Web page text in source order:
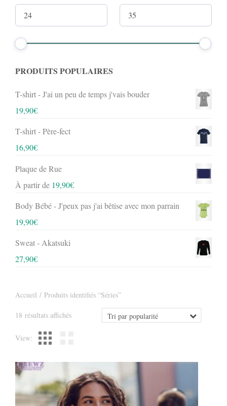
PRODUITS POPULAIRES
T-shirt - J'ai un peu de temps j'vais bouder
19,90€
T-shirt - Père-fect
16,90€
Plaque de Rue
À partir de 19,90€
Body Bébé - J'peux pas j'ai bêtise avec mon parrain
19,90€
Sweat - Akatsuki
27,90€
Accueil / Produits identifiés “Séries”
18 résultats affichésTrié
View: